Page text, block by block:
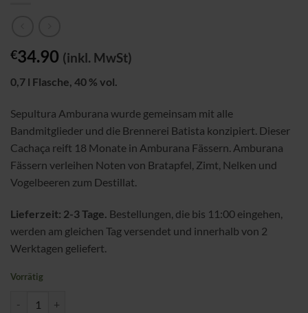
€34.90 (inkl. MwSt)
0,7 l Flasche, 40 % vol.
Sepultura Amburana wurde gemeinsam mit alle
Bandmitglieder und die Brennerei Batista konzipiert. Dieser
Cachaça reift 18 Monate in Amburana Fässern. Amburana
Fässern verleihen Noten von Bratapfel, Zimt, Nelken und
Vogelbeeren zum Destillat.
Lieferzeit: 2-3 Tage. Bestellungen, die bis 11:00 eingehen,
werden am gleichen Tag versendet und innerhalb von 2
Werktagen geliefert.
Vorrätig